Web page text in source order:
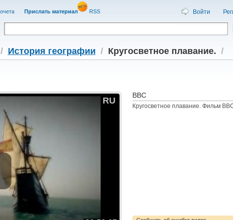
Прислать материал RSS Войти
/ История географии / Кругосветное плавание. /
RU
ВВС
Кругосветное плавание. Фильм